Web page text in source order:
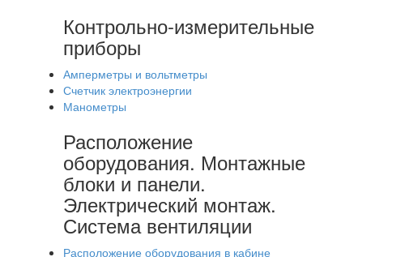
Контрольно-измерительные
приборы
Амперметры и вольтметры
Счетчик электроэнергии
Манометры
Расположение
оборудования. Монтажные
блоки и панели.
Электрический монтаж.
Система вентиляции
Расположение оборудования в кабине